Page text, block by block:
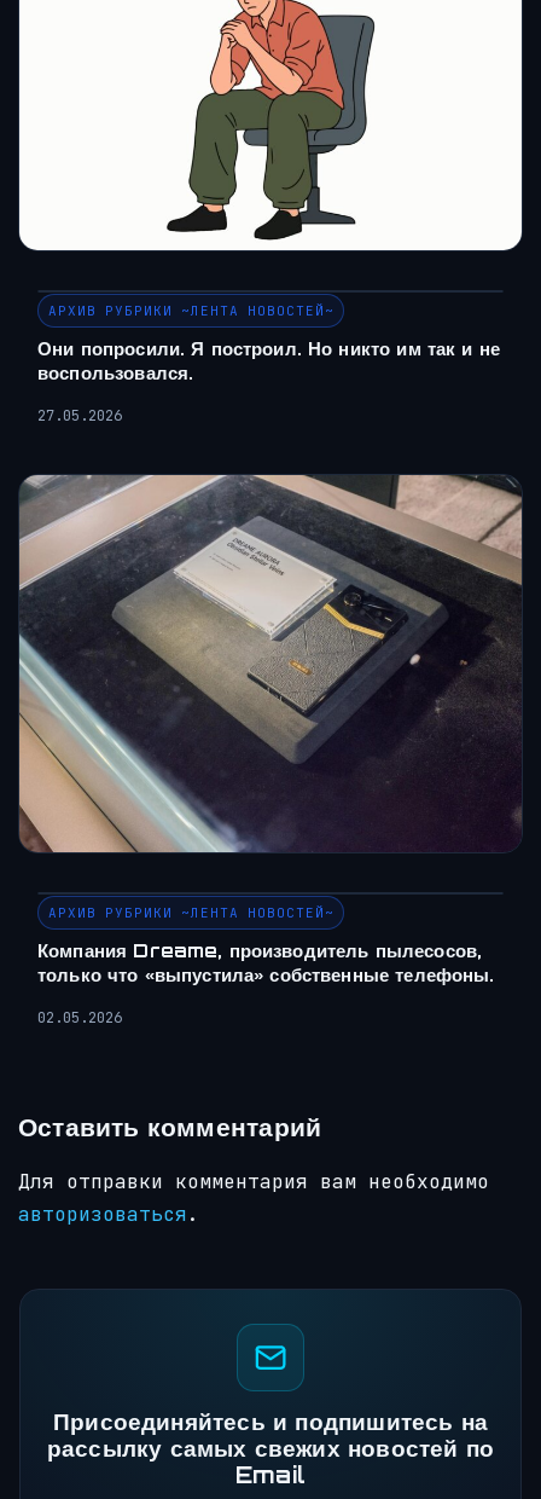
АРХИВ РУБРИКИ ~ЛЕНТА НОВОСТЕЙ~
Они попросили. Я построил. Но никто им так и не
воспользовался.
27.05.2026
АРХИВ РУБРИКИ ~ЛЕНТА НОВОСТЕЙ~
Компания Dreame, производитель пылесосов,
только что «выпустила» собственные телефоны.
02.05.2026
Оставить комментарий
Для отправки комментария вам необходимо
авторизоваться.
Присоединяйтесь и подпишитесь на
рассылку самых свежих новостей по
Email